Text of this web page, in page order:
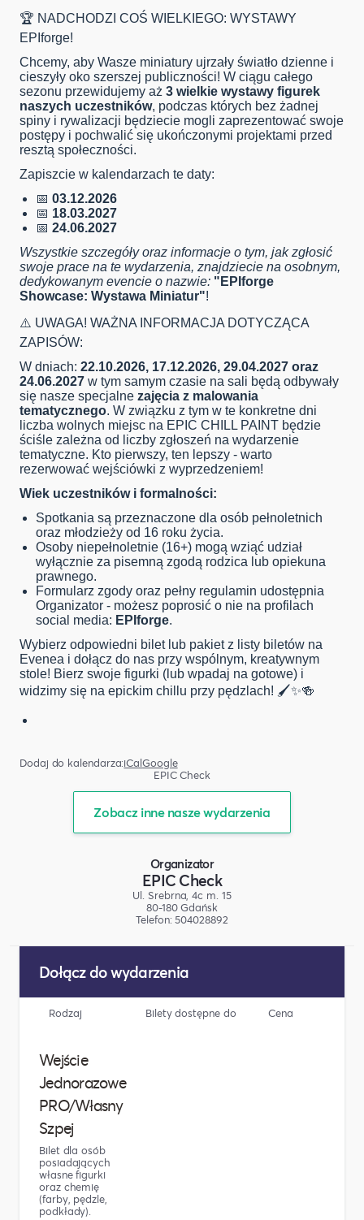
🏆 NADCHODZI COŚ WIELKIEGO: WYSTAWY
EPIforge!
Chcemy, aby Wasze miniatury ujrzały światło dzienne i
cieszyły oko szerszej publiczności! W ciągu całego
sezonu przewidujemy aż 3 wielkie wystawy figurek
naszych uczestników, podczas których bez żadnej
spiny i rywalizacji będziecie mogli zaprezentować swoje
postępy i pochwalić się ukończonymi projektami przed
resztą społeczności.
Zapiszcie w kalendarzach te daty:
📅 03.12.2026
📅 18.03.2027
📅 24.06.2027
Wszystkie szczegóły oraz informacje o tym, jak zgłosić
swoje prace na te wydarzenia, znajdziecie na osobnym,
dedykowanym evencie o nazwie: "EPIforge
Showcase: Wystawa Miniatur"!
⚠️ UWAGA! WAŻNA INFORMACJA DOTYCZĄCA
ZAPISÓW:
W dniach: 22.10.2026, 17.12.2026, 29.04.2027 oraz
24.06.2027 w tym samym czasie na sali będą odbywały
się nasze specjalne zajęcia z malowania
tematycznego. W związku z tym w te konkretne dni
liczba wolnych miejsc na EPIC CHILL PAINT będzie
ściśle zależna od liczby zgłoszeń na wydarzenie
tematyczne. Kto pierwszy, ten lepszy - warto
rezerwować wejściówki z wyprzedzeniem!
Wiek uczestników i formalności:
Spotkania są przeznaczone dla osób pełnoletnich
oraz młodzieży od 16 roku życia.
Osoby niepełnoletnie (16+) mogą wziąć udział
wyłącznie za pisemną zgodą rodzica lub opiekuna
prawnego.
Formularz zgody oraz pełny regulamin udostępnia
Organizator - możesz poprosić o nie na profilach
social media: EPIforge.
Wybierz odpowiedni bilet lub pakiet z listy biletów na
Evenea i dołącz do nas przy wspólnym, kreatywnym
stole! Bierz swoje figurki (lub wpadaj na gotowe) i
widzimy się na epickim chillu przy pędzlach! 🖌️✨🍻
Dodaj do kalendarza:iCalGoogle
EPIC Check
Zobacz inne nasze wydarzenia
Organizator
EPIC Check
Ul. Srebrna, 4c m. 15
80-180 Gdańsk
Telefon: 504028892
Dołącz do wydarzenia
Rodzaj Bilety dostępne do Cena
Wejście
Jednorazowe
PRO/Własny
Szpej
Bilet dla osób
posiadających
własne figurki
oraz chemię
(farby, pędzle,
podkłady).